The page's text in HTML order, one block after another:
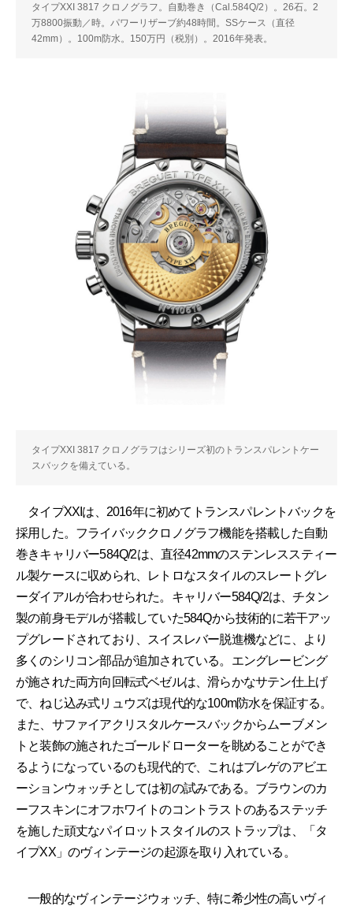
タイプXXI 3817 クロノグラフ。自動巻き（Cal.584Q/2）。26石。2
万8800振動／時。パワーリザーブ約48時間。SSケース（直径
42mm）。100m防水。150万円（税別）。2016年発表。
タイプXXI 3817 クロノグラフはシリーズ初のトランスパレントケー
スバックを備えている。
タイプXXIは、2016年に初めてトランスパレントバックを
採用した。フライバッククロノグラフ機能を搭載した自動
巻きキャリバー584Q/2は、直径42mmのステンレススティー
ル製ケースに収められ、レトロなスタイルのスレートグレ
ーダイアルが合わせられた。キャリバー584Q/2は、チタン
製の前身モデルが搭載していた584Qから技術的に若干アッ
プグレードされており、スイスレバー脱進機などに、より
多くのシリコン部品が追加されている。エングレービング
が施された両方向回転式ベゼルは、滑らかなサテン仕上げ
で、ねじ込み式リュウズは現代的な100m防水を保証する。
また、サファイアクリスタルケースバックからムーブメン
トと装飾の施されたゴールドローターを眺めることができ
るようになっているのも現代的で、これはブレゲのアビエ
ーションウォッチとしては初の試みである。ブラウンのカ
ーフスキンにオフホワイトのコントラストのあるステッチ
を施した頑丈なパイロットスタイルのストラップは、「タ
イプXX」のヴィンテージの起源を取り入れている。
一般的なヴィンテージウォッチ、特に希少性の高いヴィ